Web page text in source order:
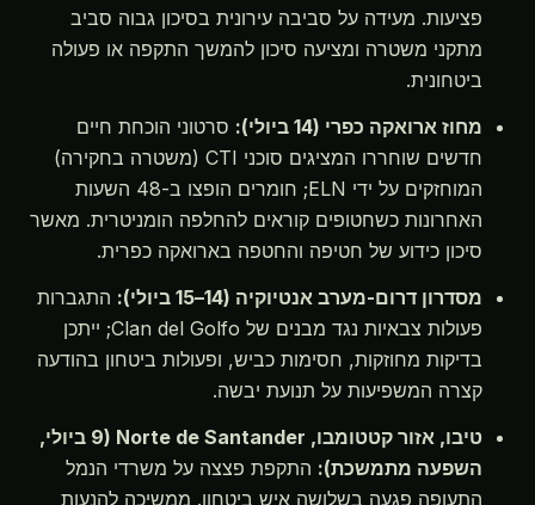
פציעות. מעידה על סביבה עירונית בסיכון גבוה סביב
מתקני משטרה ומציעה סיכון להמשך התקפה או פעולה
ביטחונית.
מחוז ארואקה כפרי (14 ביולי):
סרטוני הוכחת חיים
חדשים שוחררו המציגים סוכני CTI (משטרה בחקירה)
המוחזקים על ידי ELN; חומרים הופצו ב-48 השעות
האחרונות כשחטופים קוראים להחלפה הומניטרית. מאשר
סיכון כידוע של חטיפה והחטפה בארואקה כפרית.
מסדרון דרום-מערב אנטיוקיה (14–15 ביולי):
התגברות
פעולות צבאיות נגד מבנים של Clan del Golfo; ייתכן
בדיקות מחוזקות, חסימות כביש, ופעולות ביטחון בהודעה
קצרה המשפיעות על תנועת יבשה.
טיבו, אזור קטטומבו, Norte de Santander (9 ביולי,
השפעה מתמשכת): התקפת פצצה על משרדי הנמל
התעופה פגעה בשלושה איש ביטחון. ממשיכה להנעות